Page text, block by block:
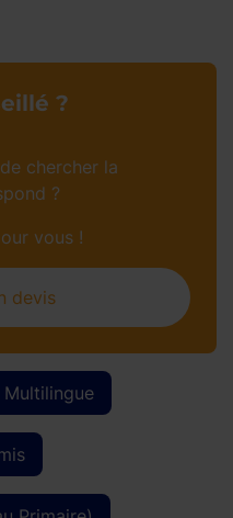
Multilingue
?
chercher la
?
vous !
devis